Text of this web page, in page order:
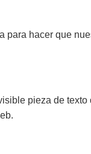
hacer que
pieza de